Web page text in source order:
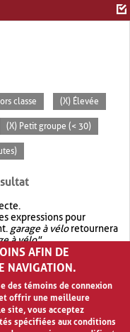
classe (X) Élevée
(X) Petit groupe (< 30)
expressions pour
garage à véloretournera
à vélo".
avec OR.garage OR vélo
quegarage à vélo
AFIN DE
NAVIGATION.
des témoins de connexion
offrir une meilleure
site, vous acceptez
spécifiées aux conditions